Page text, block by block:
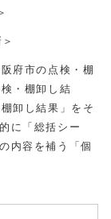
府市の点検・棚
・棚卸し結
卸し結果」をそ
に「総括シー
内容を補う「個